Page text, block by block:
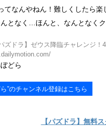
てなんやねん！難しくしたら
となく…ほんと、なんとなく
ズドラ】ゼウス降臨チャレンジ
どら
”のチャンネル登録はこちら
【パズドラ】無料